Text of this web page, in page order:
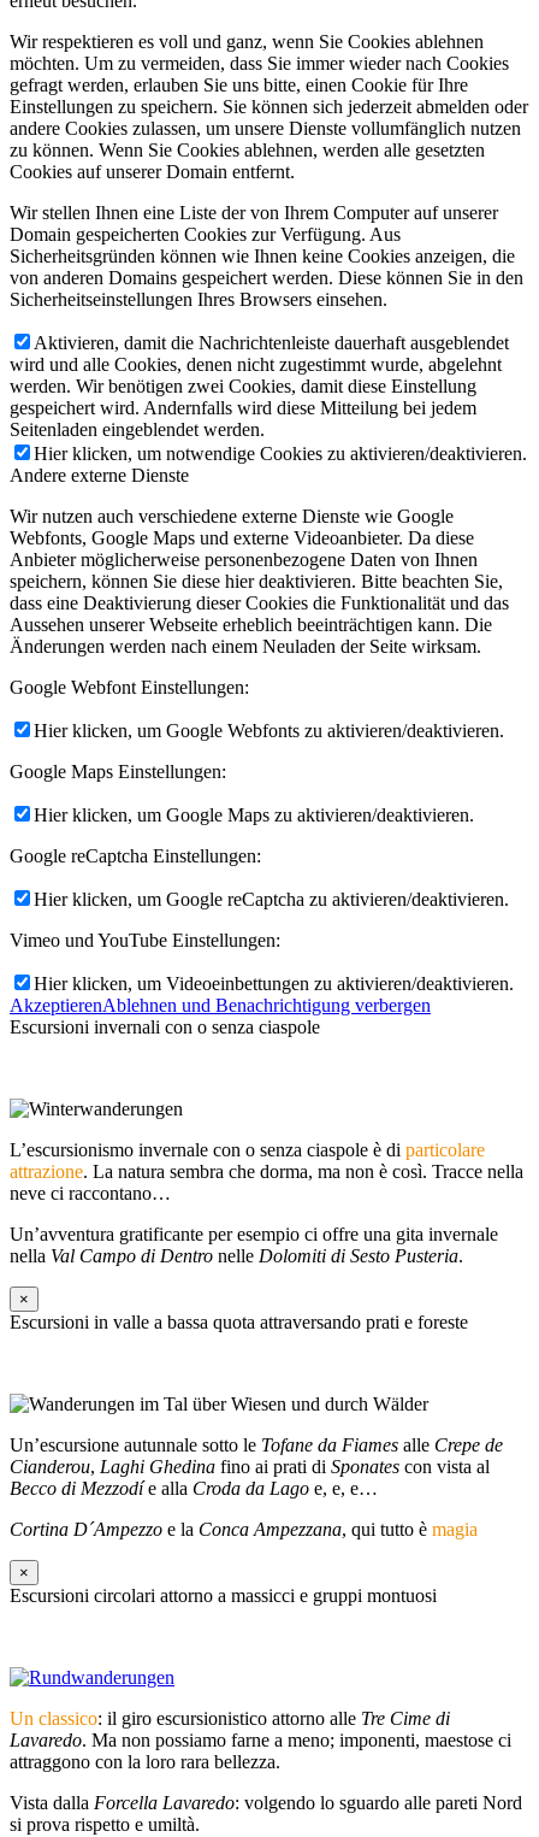
Wir respektieren es voll und ganz, wenn Sie Cookies ablehnen
möchten. Um zu vermeiden, dass Sie immer wieder nach Cookies
gefragt werden, erlauben Sie uns bitte, einen Cookie für Ihre
Einstellungen zu speichern. Sie können sich jederzeit abmelden oder
andere Cookies zulassen, um unsere Dienste vollumfänglich nutzen
zu können. Wenn Sie Cookies ablehnen, werden alle gesetzten
Cookies auf unserer Domain entfernt.
Wir stellen Ihnen eine Liste der von Ihrem Computer auf unserer
Domain gespeicherten Cookies zur Verfügung. Aus
Sicherheitsgründen können wie Ihnen keine Cookies anzeigen, die
von anderen Domains gespeichert werden. Diese können Sie in den
Sicherheitseinstellungen Ihres Browsers einsehen.
Aktivieren, damit die Nachrichtenleiste dauerhaft ausgeblendet
wird und alle Cookies, denen nicht zugestimmt wurde, abgelehnt
werden. Wir benötigen zwei Cookies, damit diese Einstellung
gespeichert wird. Andernfalls wird diese Mitteilung bei jedem
Seitenladen eingeblendet werden.
Hier klicken, um notwendige Cookies zu aktivieren/deaktivieren.
Andere externe Dienste
Wir nutzen auch verschiedene externe Dienste wie Google
Webfonts, Google Maps und externe Videoanbieter. Da diese
Anbieter möglicherweise personenbezogene Daten von Ihnen
speichern, können Sie diese hier deaktivieren. Bitte beachten Sie,
dass eine Deaktivierung dieser Cookies die Funktionalität und das
Aussehen unserer Webseite erheblich beeinträchtigen kann. Die
Änderungen werden nach einem Neuladen der Seite wirksam.
Google Webfont Einstellungen:
Hier klicken, um Google Webfonts zu aktivieren/deaktivieren.
Google Maps Einstellungen:
Hier klicken, um Google Maps zu aktivieren/deaktivieren.
Google reCaptcha Einstellungen:
Hier klicken, um Google reCaptcha zu aktivieren/deaktivieren.
Vimeo und YouTube Einstellungen:
Hier klicken, um Videoeinbettungen zu aktivieren/deaktivieren.
AkzeptierenAblehnen und Benachrichtigung verbergen
Escursioni invernali con o senza ciaspole
L’escursionismo invernale con o senza ciaspole è di particolare
attrazione. La natura sembra che dorma, ma non è così. Tracce nella
neve ci raccontano…
Un’avventura gratificante per esempio ci offre una gita invernale
nella Val Campo di Dentro nelle Dolomiti di Sesto Pusteria.
×
Escursioni in valle a bassa quota attraversando prati e foreste
Un’escursione autunnale sotto le Tofane da Fiames alle Crepe de
Cianderou, Laghi Ghedina fino ai prati di Sponates con vista al
Becco di Mezzodíe alla Croda da Lago e, e, e…
Cortina D´Ampezzo e la Conca Ampezzana, qui tutto è magia
×
Escursioni circolari attorno a massicci e gruppi montuosi
Un classico: il giro escursionistico attorno alle Tre Cime di
Lavaredo. Ma non possiamo farne a meno; imponenti, maestose ci
attraggono con la loro rara bellezza.
Vista dalla Forcella Lavaredo: volgendo lo sguardo alle pareti Nord
si prova rispetto e umiltà.